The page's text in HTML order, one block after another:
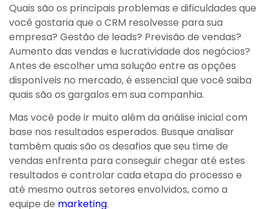
Quais são os principais problemas e dificuldades que
você gostaria que o CRM resolvesse para sua
empresa? Gestão de leads? Previsão de vendas?
Aumento das vendas e lucratividade dos negócios?
Antes de escolher uma solução entre as opções
disponíveis no mercado, é essencial que você saiba
quais são os gargalos em sua companhia.
Mas você pode ir muito além da análise inicial com
base nos resultados esperados. Busque analisar
também quais são os desafios que seu time de
vendas enfrenta para conseguir chegar até estes
resultados e controlar cada etapa do processo e
até mesmo outros setores envolvidos, como a
equipe de marketing.